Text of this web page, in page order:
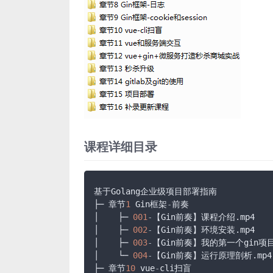
课程详细目录
基于Golang企业级项目部署指南
├─ 章节1 Gin框架-前奏
│    ├─ 001 -
【Gin前奏】课程介绍.mp4
│    ├─ 002-
【Gin前奏】环境安装.mp4
│    ├─ 003-
【Gin前奏】我的第一个gin项
│    └─ 004-
【Gin前奏】运行原理剖析.mp4
├─ 章节10 vue-cli扫盲